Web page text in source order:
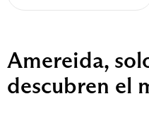
Amereida,
descubren el